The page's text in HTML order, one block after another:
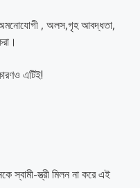
অমনোযোগী , অলস,গৃহ আবদ্ধতা,
এটিই!
স্বামী-স্ত্রী মিলন না করে এই